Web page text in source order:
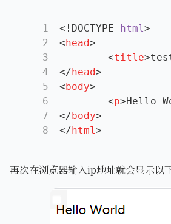
1
2
3
4
5
6
7
8
<!DOCTYPE html>
<head>
<title>
</head>
<body>
<p>Hello
</body>
</html>
再次在浏览器输入ip地址就会显示以